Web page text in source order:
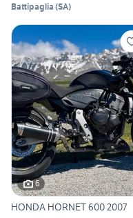
Battipaglia (SA)
6
HONDA HORNET 600 2007